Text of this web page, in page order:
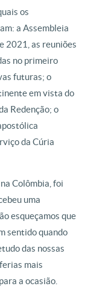
os
a Assembleia
2021, as reuniões
no primeiro
futuras; o
em vista do
Redenção; o
da Cúria
Colômbia, foi
uma
esqueçamos que
sentido quando
das nossas
mais
a ocasião.